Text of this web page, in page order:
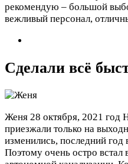
рекомендую – большой
вежливый персонал,
Сделали всё
Женя 28 октября, 2021 год
приезжали только на
изменились, последний
Поэтому очень остро встал